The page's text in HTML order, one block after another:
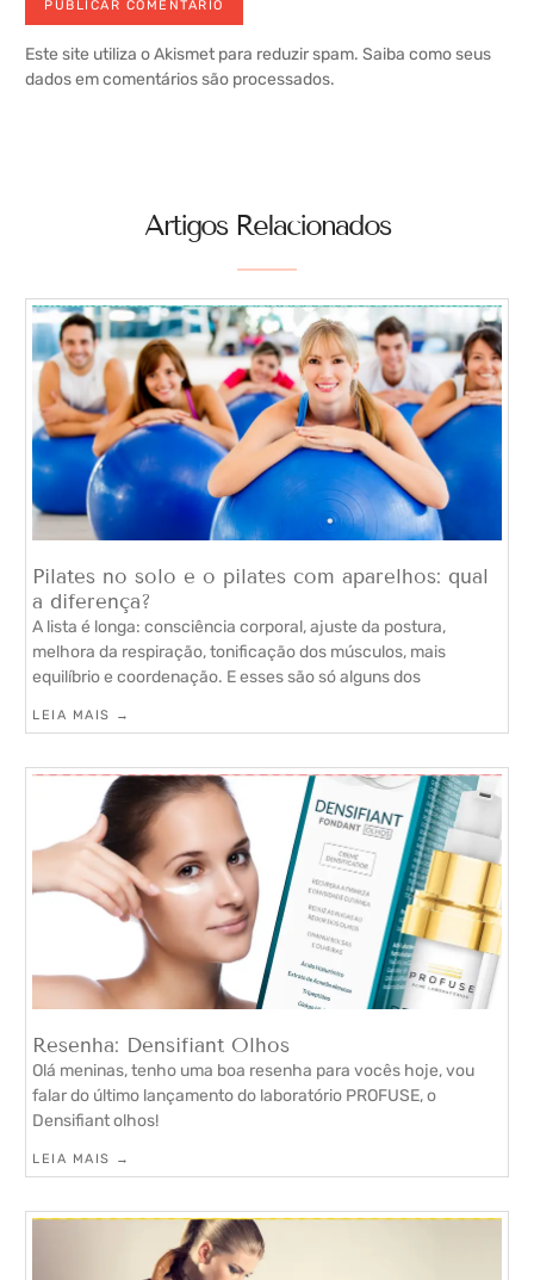
Este site utiliza o Akismet para reduzir spam. Saiba como seus
dados em comentários são processados.
Artigos Relacionados
Pilates no solo e o pilates com aparelhos: qual
a diferença?
A lista é longa: consciência corporal, ajuste da postura,
melhora da respiração, tonificação dos músculos, mais
equilíbrio e coordenação. E esses são só alguns dos
LEIA MAIS →
Resenha: Densifiant Olhos
Olá meninas, tenho uma boa resenha para vocês hoje, vou
falar do último lançamento do laboratório PROFUSE, o
Densifiant olhos!
LEIA MAIS →